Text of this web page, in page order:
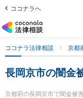
ココナラへ
ココナラ法律相談 京都
長岡京市の闇金
京都府の長岡京市で闇金被